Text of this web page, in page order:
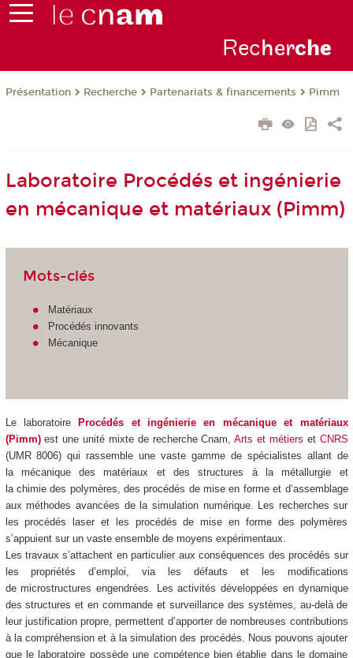
Recherche
Présentation Recherche Partenariats & financements Pimm
Laboratoire Procédés et ingénierie
en mécanique et matériaux (Pimm)
Mots-clés
Matériaux
Procédés innovants
Mécanique
Le laboratoire
Procédés et ingénierie en mécanique et matériaux
(Pimm)est une unité mixte de recherche Cnam,Arts et métiers et CNRS
(UMR 8006) qui rassemble une vaste gamme de spécialistes allant de
la mécanique des matériaux et des structures à la métallurgie et
la chimie des polymères, des procédés de mise en forme et d’assemblage
aux méthodes avancées de la simulation numérique. Les recherches sur
les procédés laser et les procédés de mise en forme des polymères
s’appuient sur un vaste ensemble de moyens expérimentaux.
Les travaux s’attachent en particulier aux conséquences des procédés sur
les propriétés d’emploi, via les défauts et les modifications
de microstructures engendrées. Les activités développées en dynamique
des structures et en commande et surveillance des systèmes, au-delà de
leur justification propre, permettent d’apporter de nombreuses contributions
à la compréhension et à la simulation des procédés. Nous pouvons ajouter
que le laboratoire possède une compétence bien établie dans le domaine